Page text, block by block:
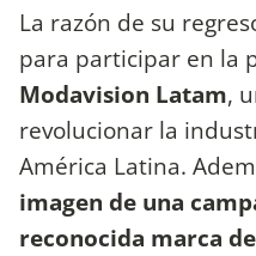
La razón de su
para participar en la
Modavision Latam,
revolucionar la
América Latina.
imagen de una
reconocida marca